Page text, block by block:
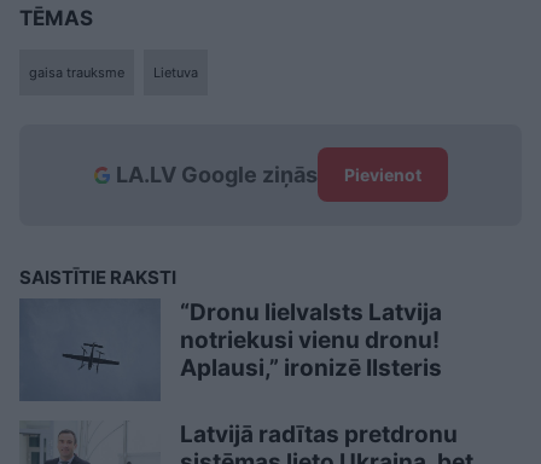
TĒMAS
gaisa trauksme Lietuva
LA.LV Google ziņās Pievienot
SAISTĪTIE RAKSTI
“Dronu lielvalsts Latvija
notriekusi vienu dronu!
Aplausi,” ironizē Ilsteris
Latvijā radītas pretdronu